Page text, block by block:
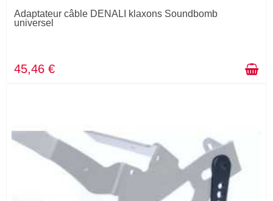
Adaptateur câble DENALI klaxons Soundbomb
universel
45,46 €